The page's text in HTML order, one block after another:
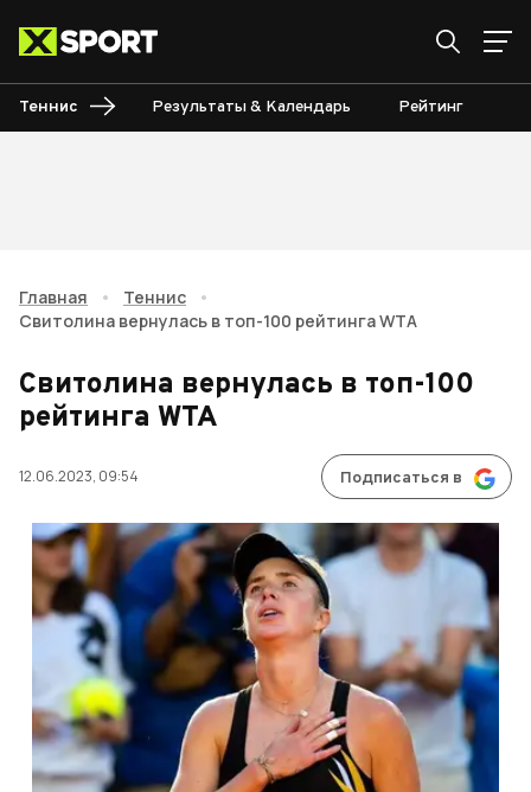
Теннис Результаты & Календарь Рейтинг
Главная • Теннис
•
Свитолина вернулась в топ-100 рейтинга WTA
Свитолина вернулась в топ-100
рейтинга WTA
12.06.2023, 09:54 Подписаться в